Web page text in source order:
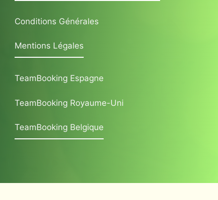
Conditions Générales
Mentions Légales
TeamBooking Espagne
TeamBooking Royaume-Uni
TeamBooking Belgique